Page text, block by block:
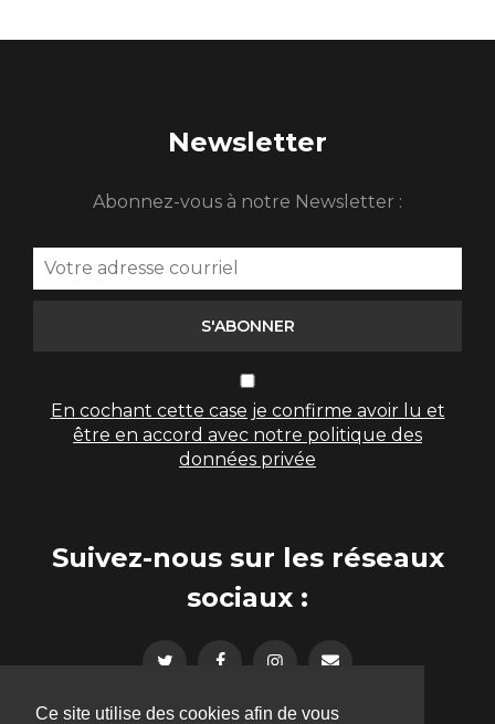
Ce site utilise des cookies afin de vous
Newsletter
Abonnez-vous à notre Newsletter :
S'ABONNER
En cochant cette case je confirme avoir lu et
être en accord avec notre politique des
données privée
Suivez-nous sur les réseaux
sociaux :